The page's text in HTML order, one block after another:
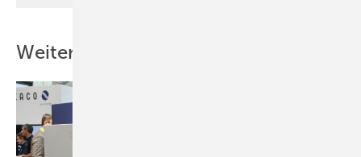
Weitere Inhalte